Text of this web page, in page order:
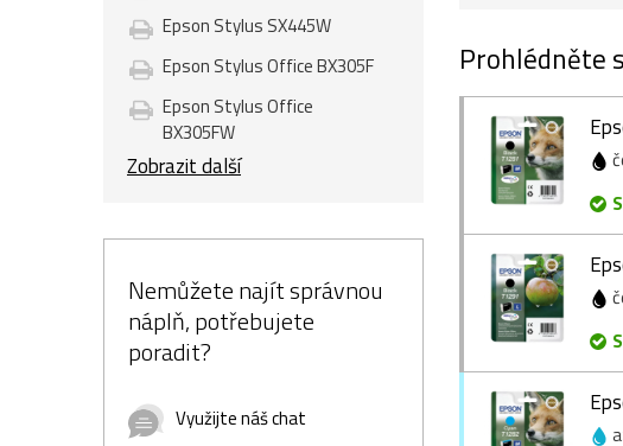
Epson Stylus SX445W
Epson Stylus Office BX305F
Epson Stylus Office
BX305FW
Zobrazit další
Nemůžete najít správnou
náplň, potřebujete
poradit?
Využijte náš chat
Prohlédněte